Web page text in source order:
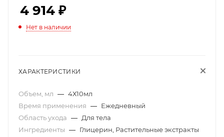
4 914 ₽
Нет в наличии
ХАРАКТЕРИСТИКИ
Объем, мл — 4Х10мл
Время применения — Ежедневный
Область ухода — Для тела
Ингредиенты — Глицерин, Растительные экстракты